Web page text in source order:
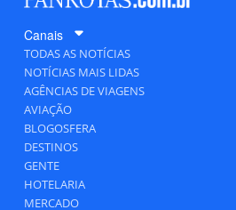
Canais
TODAS AS NOTÍCIAS
NOTÍCIAS MAIS LIDAS
AGÊNCIAS DE VIAGENS
AVIAÇÃO
BLOGOSFERA
DESTINOS
GENTE
HOTELARIA
MERCADO